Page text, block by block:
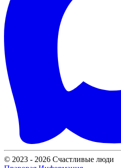
© 2023 - 2026 Счастливые люди